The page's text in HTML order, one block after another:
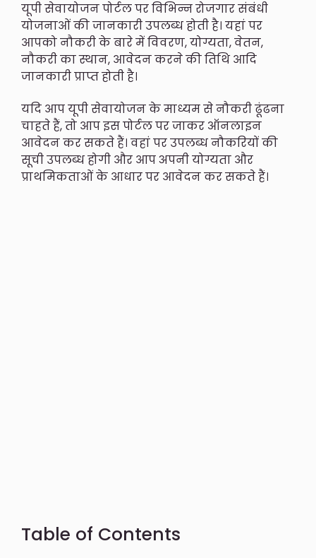
यूपी सेवायोजन पोर्टल पर विभिन्न रोजगार संबंधी
योजनाओं की जानकारी उपलब्ध होती है। यहां पर
आपको नौकरी के बारे में विवरण, योग्यता, वेतन,
नौकरी का स्थान, आवेदन करने की तिथि आदि
जानकारी प्राप्त होती है।
यदि आप यूपी सेवायोजन के माध्यम से नौकरी ढूंढना
चाहते हैं, तो आप इस पोर्टल पर जाकर ऑनलाइन
आवेदन कर सकते हैं। वहां पर उपलब्ध नौकरियों की
सूची उपलब्ध होगी और आप अपनी योग्यता और
प्राथमिकताओं के आधार पर आवेदन कर सकते हैं।
Table of Contents